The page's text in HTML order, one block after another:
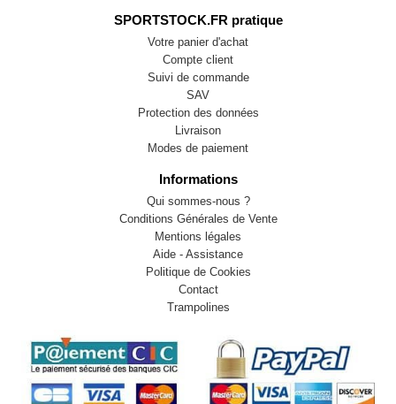
SPORTSTOCK.FR pratique
Votre panier d'achat
Compte client
Suivi de commande
SAV
Protection des données
Livraison
Modes de paiement
Informations
Qui sommes-nous ?
Conditions Générales de Vente
Mentions légales
Aide - Assistance
Politique de Cookies
Contact
Trampolines